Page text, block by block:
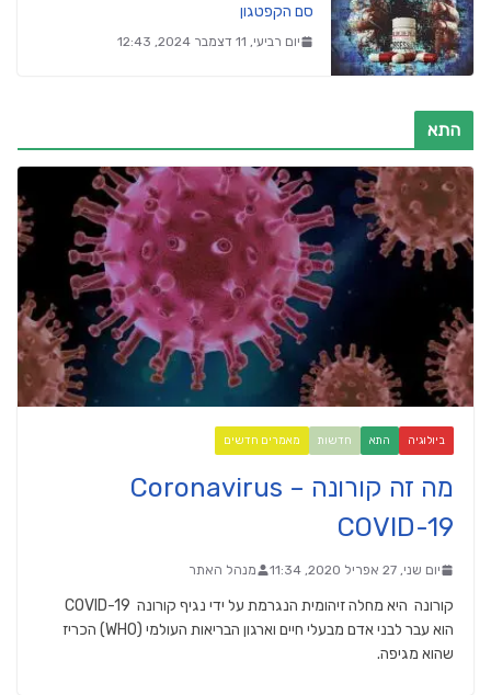
סם הקפטגון
יום רביעי, 11 דצמבר 2024, 12:43
התא
ביולוגיה התא חדשות מאמרים חדשים
מה זה קורונה Coronavirus –
COVID-19
יום שני, 27 אפריל 2020, 11:34 מנהל האתר
הוא עבר לבני אדם מבעלי חיים וארגון הבריאות העולמי (WHO) הכריז
שהוא מגיפה.